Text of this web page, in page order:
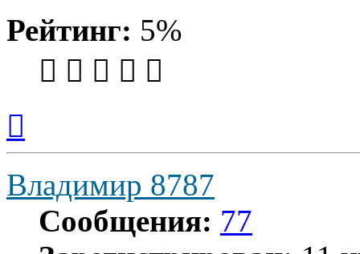
Рейтинг: 5%
началу
Владимир 8787
Сообщения: 77